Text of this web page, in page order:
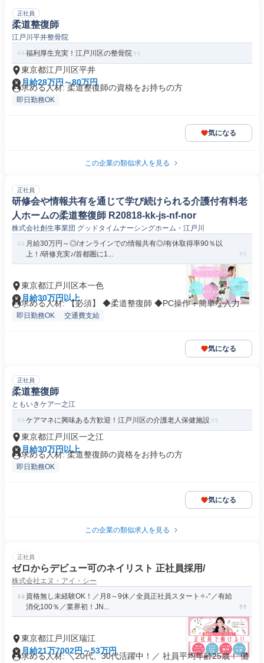
正社員
柔道整復師
江戸川平井整骨院
福利厚生充実！江戸川区の整骨院
東京都江戸川区平井
月給28万円～80万円
求める人材: 柔道整復師の資格をお持ちの方
即日勤務OK
気になる
この企業の類似求人を見る
正社員
研修会や情報共有を通じて学び続けられる介護付有料老
人ホームの柔道整復師 R20818-kk-js-nf-nor
株式会社創生事業団 グッドタイムナーシングホーム・江戸川
月給30万円～◎/オンラインでの情報共有◎/有休取得率90％以
上！/研修充実♪/首都圏に1...
東京都江戸川区本一色
月給30万円以上
求める人材: 【必須】 ◆柔道整復師 ◆PC操作：簡単な入力
即日勤務OK 交通費支給
気になる
正社員
柔道整復師
ともいきケア一之江
ケアマネに興味ある方歓迎！江戸川区の介護老人保健施設
東京都江戸川区一之江
月給30万円以上
求める人材: 柔道整復師の資格をお持ちの方
即日勤務OK
気になる
この企業の類似求人を見る
正社員
ゼロからデビュー可のネイリスト 正社員採用/
株式会社エヌ・アイ・シー
資格無し未経験OK！／月8～9休／全員正社員スタート✧˖°／有給
消化100％／業界初！JN...
東京都江戸川区瑞江
月給21万7002円～53万円
求める人材: ＼20代、30代活躍中！／ 社員平均年齢25歳！ 働